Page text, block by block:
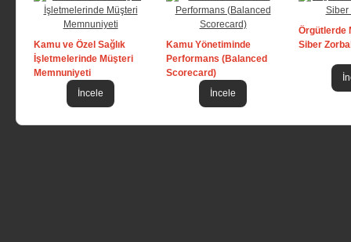
Kamu ve Özel Sağlık
İşletmelerinde Müşteri
Memnuniyeti
İncele
Kamu Yönetiminde
Performans (Balanced
Scorecard)
İncele
Örgütlerde
Siber